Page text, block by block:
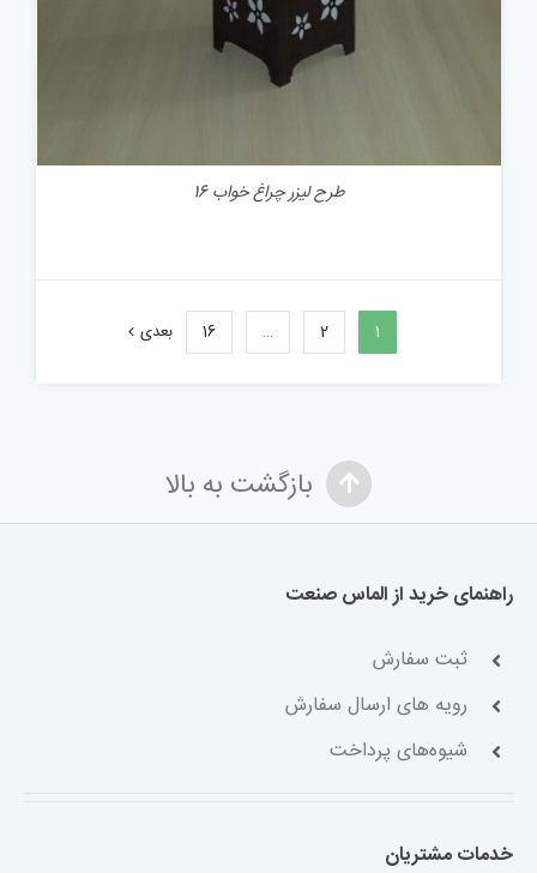
طرح لیزر چراغ خواب 16
1
2
…
16 بعدی
بازگشت به بالا
راهنمای خرید از الماس صنعت
ثبت سفارش
رویه های ارسال سفارش
شیوه‌های پرداخت
خدمات مشتریان